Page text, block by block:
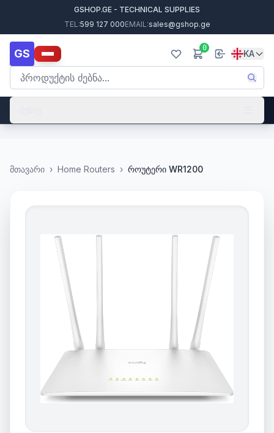
GSHOP.GE - TECHNICAL SUPPLIES
TEL:599 127 000EMAIL:sales@gshop.ge
GS 0
KA
მთავარი › Home Routers › როუტერი WR1200